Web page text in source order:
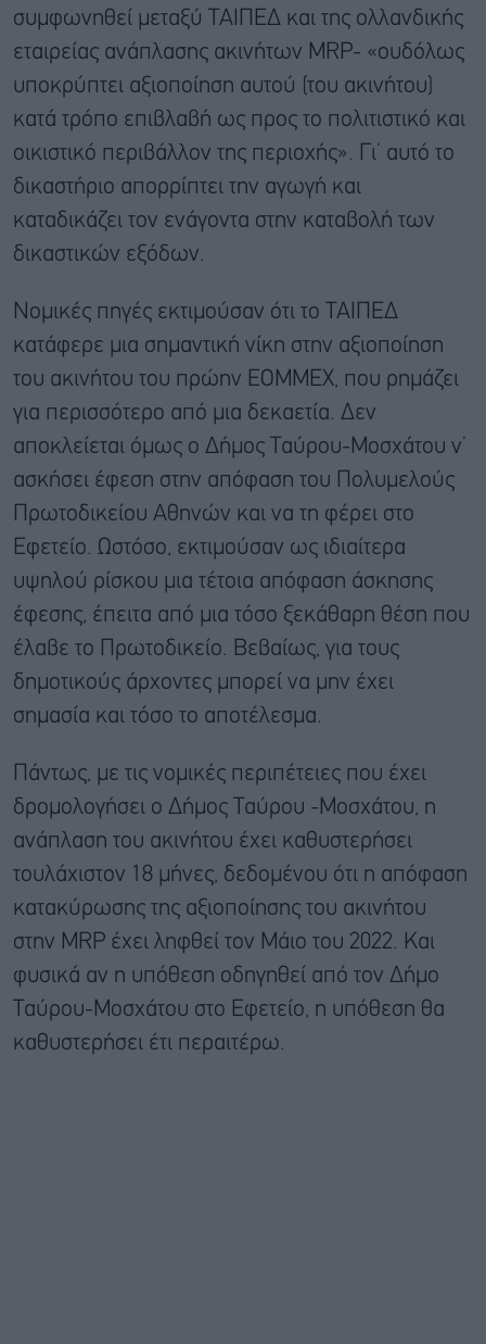
συμφωνηθεί μεταξύ ΤΑΙΠΕΔ και της ολλανδικής
εταιρείας ανάπλασης ακινήτων MRP- «ουδόλως
υποκρύπτει αξιοποίηση αυτού (του ακινήτου)
κατά τρόπο επιβλαβή ως προς το πολιτιστικό και
οικιστικό περιβάλλον της περιοχής». Γι’ αυτό το
δικαστήριο απορρίπτει την αγωγή και
καταδικάζει τον ενάγοντα στην καταβολή των
δικαστικών εξόδων.
Νομικές πηγές εκτιμούσαν ότι το ΤΑΙΠΕΔ
κατάφερε μια σημαντική νίκη στην αξιοποίηση
του ακινήτου του πρώην ΕΟΜΜΕΧ, που ρημάζει
για περισσότερο από μια δεκαετία. Δεν
αποκλείεται όμως ο Δήμος Ταύρου-Μοσχάτου ν’
ασκήσει έφεση στην απόφαση του Πολυμελούς
Πρωτοδικείου Αθηνών και να τη φέρει στο
Εφετείο. Ωστόσο, εκτιμούσαν ως ιδιαίτερα
υψηλού ρίσκου μια τέτοια απόφαση άσκησης
έφεσης, έπειτα από μια τόσο ξεκάθαρη θέση που
έλαβε το Πρωτοδικείο. Βεβαίως, για τους
δημοτικούς άρχοντες μπορεί να μην έχει
σημασία και τόσο το αποτέλεσμα.
Πάντως, με τις νομικές περιπέτειες που έχει
δρομολογήσει ο Δήμος Ταύρου -Μοσχάτου, η
ανάπλαση του ακινήτου έχει καθυστερήσει
τουλάχιστον 18 μήνες, δεδομένου ότι η απόφαση
κατακύρωσης της αξιοποίησης του ακινήτου
στην MRP έχει ληφθεί τον Μάιο του 2022. Και
φυσικά αν η υπόθεση οδηγηθεί από τον Δήμο
Ταύρου-Μοσχάτου στο Εφετείο, η υπόθεση θα
καθυστερήσει έτι περαιτέρω.